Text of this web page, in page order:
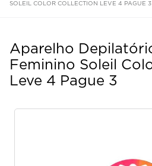
SOLEIL COLOR COLLECTION LEVE 4 PAGUE 3
Aparelho
Feminino Soleil
Leve 4 Pague 3